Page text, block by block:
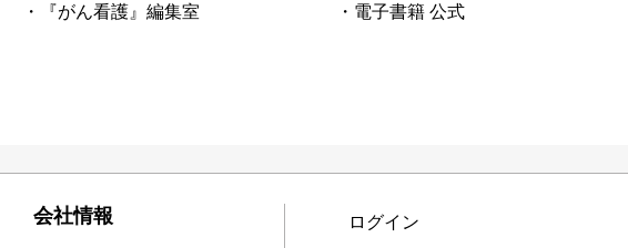
・『がん看護』編集室 ・電子書籍 公式
会社情報
ログイン